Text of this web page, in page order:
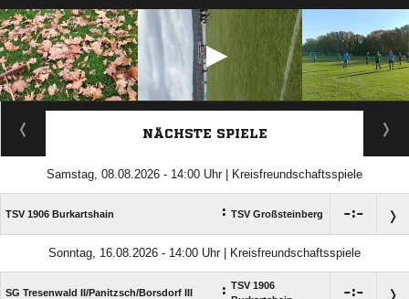
ANZEIGE
NÄCHSTE SPIELE
Samstag, 08.08.2026 - 14:00 Uhr | Kreisfreundschaftsspiele
TSV 1906 Burkartshain : TSV Großsteinberg :
Sonntag, 16.08.2026 - 14:00 Uhr | Kreisfreundschaftsspiele
SG Tresenwald II/​Panitzsch/​Borsdorf III : TSV 1906
: